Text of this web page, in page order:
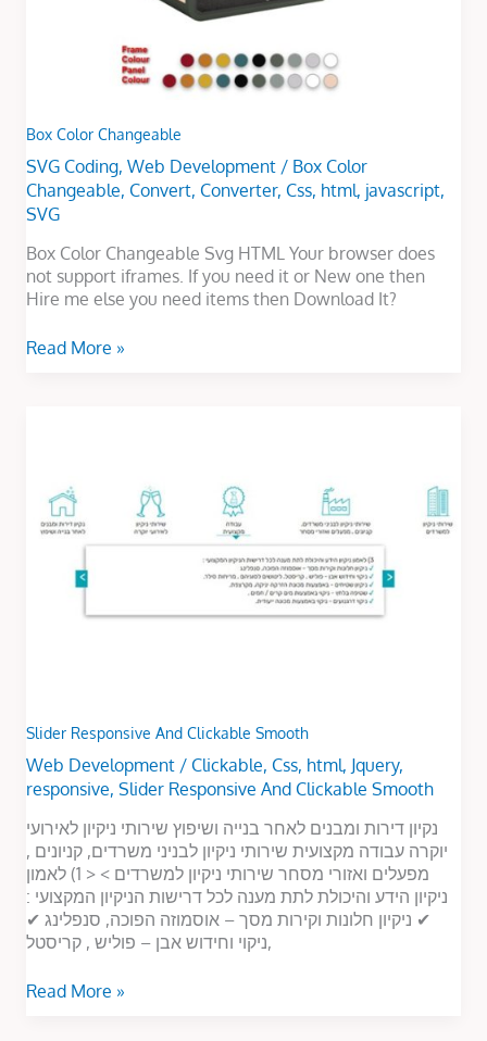
Box Color Changeable
SVG Coding, Web Development/ Box Color
Changeable, Convert, Converter, Css, html, javascript,
SVG
Box Color Changeable Svg HTML Your browser does
not support iframes. If you need it or New one then
Hire me else you need items then Download It?
Read More »
Slider Responsive And Clickable Smooth
Web Development/ Clickable, Css, html, Jquery,
responsive, Slider Responsive And Clickable Smooth
נקיון דירות ומבנים לאחר בנייה ושיפוץ שירותי ניקיון לאירועי
יוקרה עבודה מקצועית שירותי ניקיון לבניני משרדים, קניונים ,
מפעלים ואזורי מסחר שירותי ניקיון למשרדים > < 1) לאמון
ניקיון הידע והיכולת לתת מענה לכל דרישות הניקיון המקצועי :
✔ ניקיון חלונות וקירות מסך – אוסמוזה הפוכה, סנפלינג ✔
ניקוי וחידוש אבן – פוליש , קריסטל,
Clickable
Smooth
Read More »